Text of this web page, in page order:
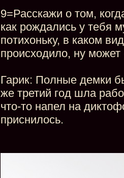
9=Расскажи о том,
как рождались у тебя
потихоньку, в каком
происходило, ну
Гарик: Полные демки
же третий год шла
что-то напел на
приснилось.